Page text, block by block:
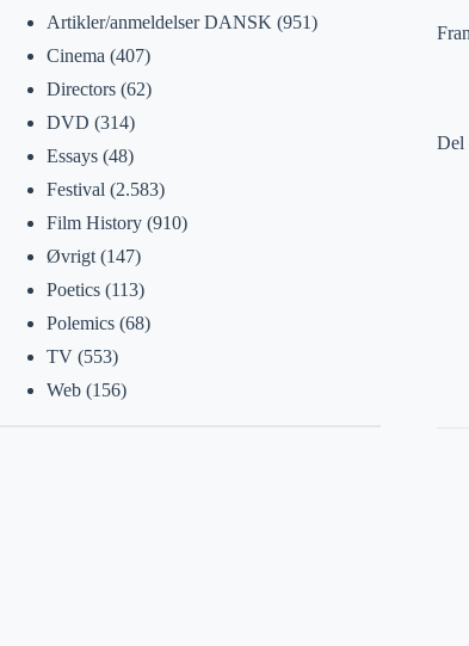
Del
Artikler/anmeldelser DANSK (951)
Cinema (407)
Directors(62)
DVD (314)
Essays(48)
Festival (2.583)
Film History(910)
Øvrigt(147)
Poetics(113)
Polemics(68)
TV(553)
Web(156)